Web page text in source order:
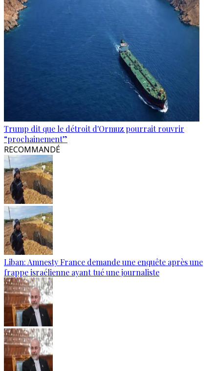
Trump dit que le détroit d'Ormuz pourrait rouvrir
“prochainement”
RECOMMANDÉ
Liban: Amnesty France demande une enquête après une
frappe israélienne ayant tué une journaliste